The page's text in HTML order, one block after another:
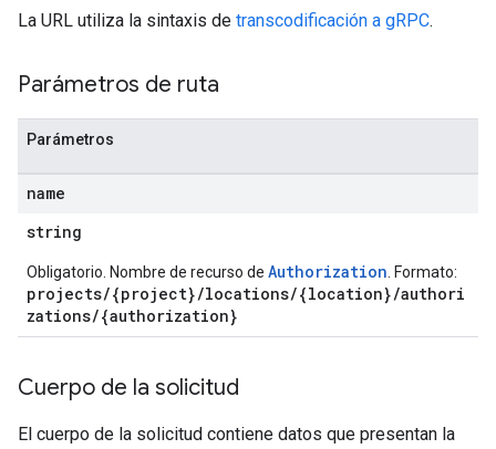
La URL utiliza la sintaxis de transcodificación a gRPC.
Parámetros de ruta
Parámetros
name
string
Obligatorio. Nombre de recurso de Authorization . Formato:
projects/{project}/locations/{location}/authori
zations/{authorization}
Cuerpo de la solicitud
El cuerpo de la solicitud contiene datos que presentan la